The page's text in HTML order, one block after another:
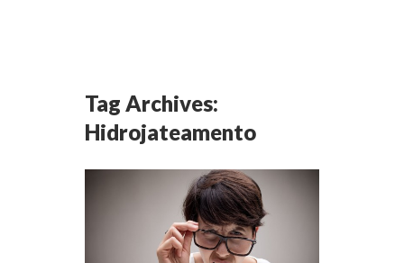
Tag Archives:
Hidrojateamento